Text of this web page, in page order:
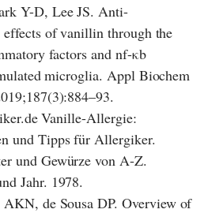
Y-D, Lee JS. Anti-
of vanillin through the
factors and nf-κb
microglia. Appl Biochem
Vanille-Allergie:
und Tipps für Allergiker.
und Gewürze von A-Z.
Jahr. 1978.
AKN, de Sousa DP. Overview of